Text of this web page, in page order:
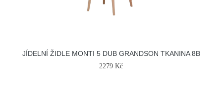
JÍDELNÍ ŽIDLE MONTI 5 DUB GRANDSON TKANINA 8B
2279 Kč